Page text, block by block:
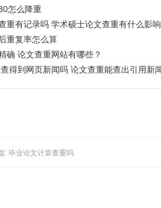
怎么降重
重有记录吗 学术硕士论文查重有什么影响
重复率怎么算
确 论文查重网站有哪些？
得到网页新闻吗 论文查重能查出引用新
: 毕业论文计算查重吗